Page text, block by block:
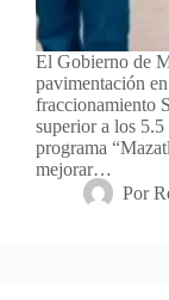
El Gobierno de
pavimentación
fraccionamiento
superior a los
programa
mejorar…
Por